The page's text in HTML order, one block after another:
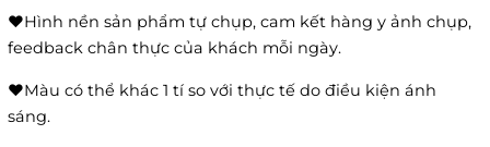
❤️Hình nền sản phẩm tự chụp, cam kết hàng y ảnh chụp,
feedback chân thực của khách mỗi ngày.
❤️Màu có thể khác 1 tí so với thực tế do điều kiện ánh
sáng.